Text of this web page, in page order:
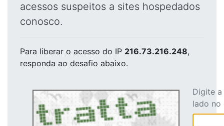
acessos suspeitos a sites hospedados
conosco.
Para liberar o acesso do IP 216.73.216.248,
responda ao desafio abaixo.
Digite
lado no